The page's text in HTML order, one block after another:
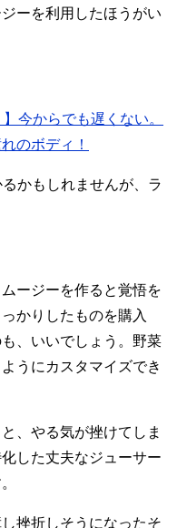
ーを利用したほうがい
今からでも遅くない。
のボディ！
かもしれませんが、ラ
ージーを作ると覚悟を
かりしたものを購入
、いいでしょう。野菜
うにカスタマイズでき
、やる気が挫けてしま
した丈夫なジューサー
挫折しそうになったそ